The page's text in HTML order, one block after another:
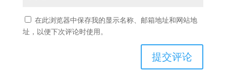
在此浏览器中保存我的显示名称、邮箱地址和网站地
址，以便下次评论时使用。